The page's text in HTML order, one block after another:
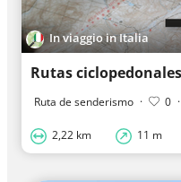
In viaggio in Italia
Ruta de senderismo · 0 ·
2,22 km 11 m